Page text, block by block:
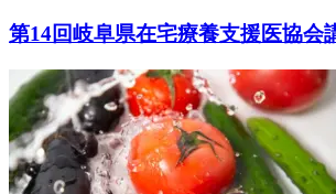
第14回岐阜県在宅療養支援医協会